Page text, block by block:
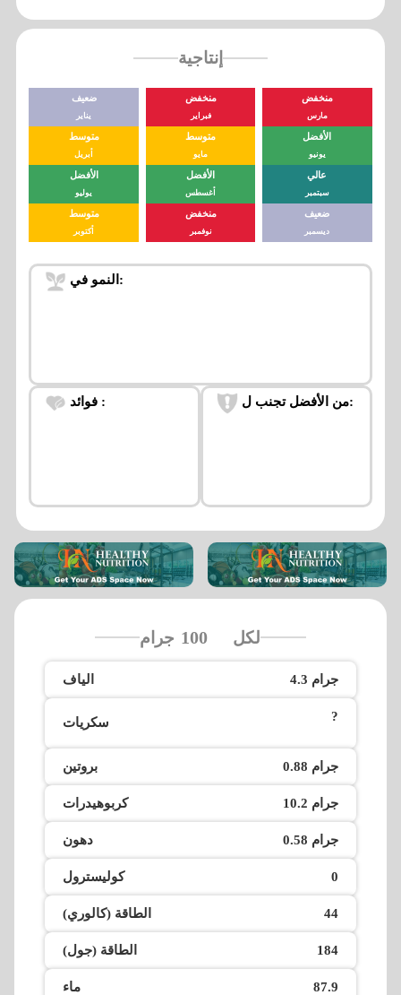
إنتاجية
ضعيف
يناير
منخفض
فبراير
منخفض
مارس
متوسط
أبريل
متوسط
مايو
الأفضل
يونيو
الأفضل
يوليو
الأفضل
أغسطس
عالي
سبتمبر
متوسط
أكتوبر
منخفض
نوفمبر
ضعيف
ديسمبر
النمو في:
فوائد : من الأفضل تجنب ل:
لكل جرام
الياف 4.3 جرام
سكريات ?
بروتين 0.88 جرام
كربوهيدرات 10.2 جرام
دهون 0.58 جرام
كوليسترول 0
الطاقة (كالوري) 44
الطاقة (جول) 184
ماء 87.9